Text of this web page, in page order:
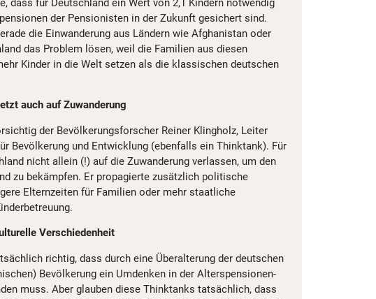
dass für Deutschland ein Wert von 2,1 Kindern notwendig
der Pensionisten in der Zukunft gesichert sind.
die Einwanderung aus Ländern wie Afghanistan oder
das Problem lösen, weil die Familien aus diesen
Kinder in die Welt setzen als die klassischen deutschen
auch auf Zuwanderung
der Bevölkerungsforscher Reiner Klingholz, Leiter
Bevölkerung und Entwicklung (ebenfalls ein Thinktank). Für
nicht allein (!) auf die Zuwanderung verlassen, um den
zu bekämpfen. Er propagierte zusätzlich politische
Elternzeiten für Familien oder mehr staatliche
Verschiedenheit
richtig, dass durch eine Überalterung der deutschen
Bevölkerung ein Umdenken in der Alterspensionen-
muss. Aber glauben diese Thinktanks tatsächlich, dass